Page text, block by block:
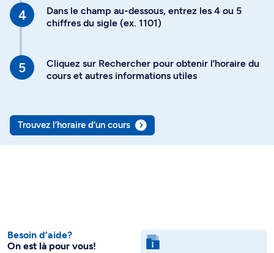
Dans le champ au-dessous, entrez les 4 ou 5
chiffres du sigle (ex. 1101)
Cliquez sur Rechercher pour obtenir l’horaire du
cours et autres informations utiles
Trouvez l’horaire d’un cours
Besoin d’aide?
On est là pour vous!